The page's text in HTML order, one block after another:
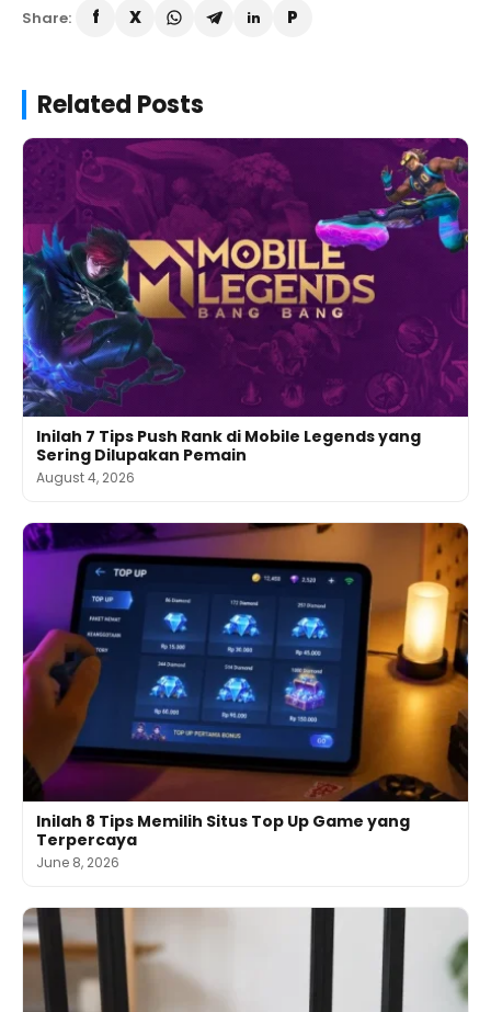
Share:
Related Posts
Inilah 7 Tips Push Rank di Mobile Legends yang
Sering Dilupakan Pemain
August 4, 2026
Inilah 8 Tips Memilih Situs Top Up Game yang
Terpercaya
June 8, 2026